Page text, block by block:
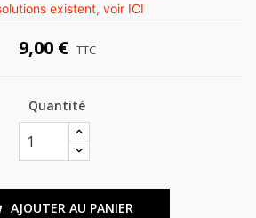
existent, voir ICI
9,00 € TTC
Quantité
AJOUTER AU PANIER